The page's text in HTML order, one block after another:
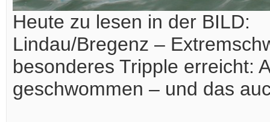
Heute zu lesen in der BILD:
Lindau/Bregenz –
besonderes Tripple erreicht:
geschwommen – und das